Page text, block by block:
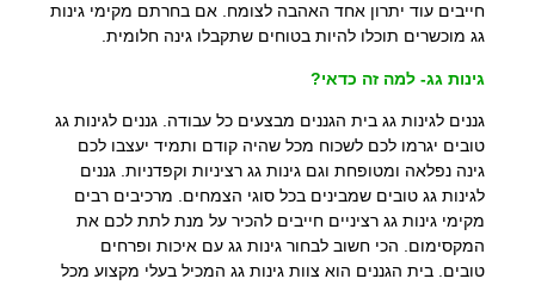
חייבים עוד יתרון אחד האהבה לצומח. אם בחרתם מקימי גינות
גג מוכשרים תוכלו להיות בטוחים שתקבלו גינה חלומית.
גינות גג- למה זה כדאי?
גננים לגינות גג בית הגננים מבצעים כל עבודה. גננים לגינות גג
טובים יגרמו לכם לשכוח מכל שהיה קודם ותמיד יעצבו לכם
גינה נפלאה ומטופחת וגם גינות גג רציניות וקפדניות. גננים
לגינות גג טובים שמבינים בכל סוגי הצמחים. מרכיבים רבים
מקימי גינות גג רציניים חייבים להכיר על מנת לתת לכם את
המקסימום. הכי חשוב לבחור גינות גג עם איכות ופרחים
טובים. בית הגננים הוא צוות גינות גג המכיל בעלי מקצוע מכל